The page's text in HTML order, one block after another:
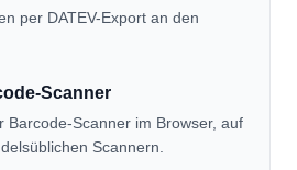
per DATEV-Export an den
Scanner
Barcode-Scanner im Browser, auf
Scannern.